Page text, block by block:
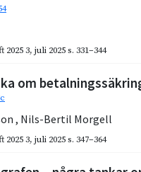
3, juli 2025s. 331–344
om
, Nils-Bertil Morgell
3, juli 2025s. 347–364